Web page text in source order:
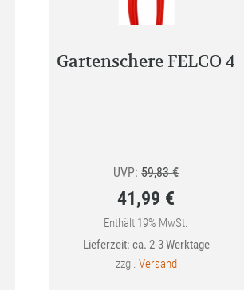
Gartenschere FELCO 4
UVP: 59,83€Ursprünglicher
war:
59,83 €
41,99 €
Aktueller
Preis
Enthält 19% MwSt.
Lieferzeit: ca. 2-3 Werktage
zzgl. Versand